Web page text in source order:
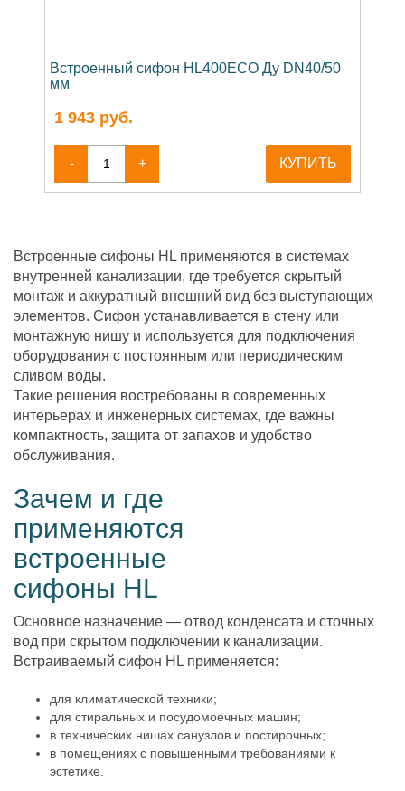
Встроенный сифон HL400ECO Ду DN40/50
мм
1 943 руб.
- + КУПИТЬ
Встроенные сифоны HL применяются в системах
внутренней канализации, где требуется скрытый
монтаж и аккуратный внешний вид без выступающих
элементов. Сифон устанавливается в стену или
монтажную нишу и используется для подключения
оборудования с постоянным или периодическим
сливом воды.
Такие решения востребованы в современных
интерьерах и инженерных системах, где важны
компактность, защита от запахов и удобство
обслуживания.
Зачем и где
применяются
встроенные
сифоны HL
Основное назначение — отвод конденсата и сточных
вод при скрытом подключении к канализации.
Встраиваемый сифон HL применяется:
для климатической техники;
для стиральных и посудомоечных машин;
в технических нишах санузлов и постирочных;
в помещениях с повышенными требованиями к
эстетике.